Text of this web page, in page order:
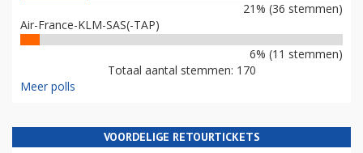
21% (36 stemmen)
Air-France-KLM-SAS(-TAP)
6% (11 stemmen)
Totaal aantal stemmen: 170
Meer polls
VOORDELIGE RETOURTICKETS